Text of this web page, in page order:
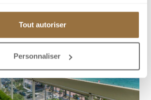
Tout autoriser
Personnaliser